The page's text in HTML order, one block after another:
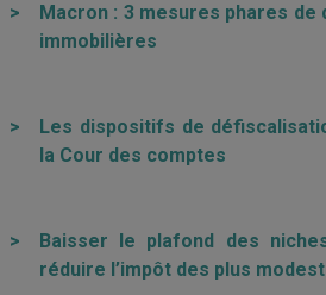
>
Macron : 3 mesures phares de
immobilières
>
Les dispositifs de
la Cour des comptes
>
Baisser le plafond des
réduire l’impôt des plus